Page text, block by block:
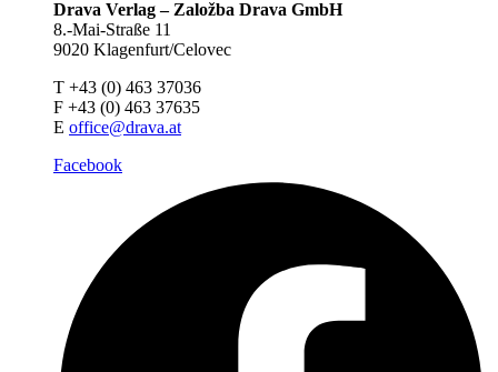
Drava Verlag – Založba Drava GmbH
8.-Mai-Straße 11
9020 Klagenfurt/Celovec
T +43 (0) 463 37036
F +43 (0) 463 37635
E office@drava.at
Facebook